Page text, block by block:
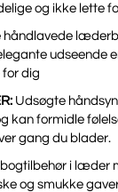
og ikke lette
håndlavede
udseende
dig
Udsøgte
kan formidle
gang du blader.
i læder
og smukke